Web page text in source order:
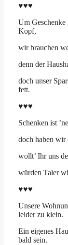
♥♥♥
Um Geschenke
Kopf,
wir brauchen
denn der
doch unser
fett.
♥♥♥
Schenken ist
doch haben wir
wollt’ Ihr uns
würden Taler
♥♥♥
Unsere
leider zu klein.
Ein eigenes
bald sein.